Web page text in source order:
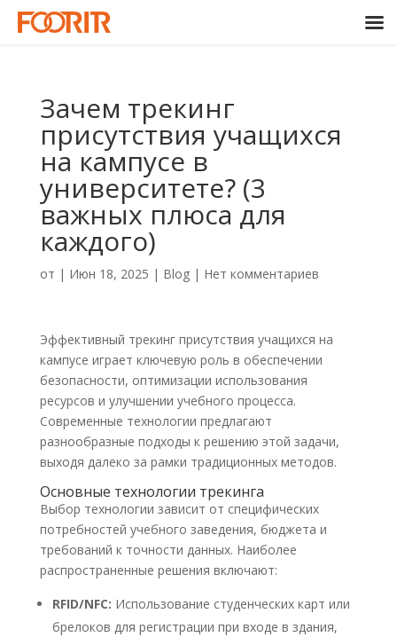
Зачем трекинг
присутствия учащихся
на кампусе в
университете? (3
важных плюса для
каждого)
от | Июн 18, 2025 | Blog| Нет комментариев
Эффективный трекинг присутствия учащихся на
кампусе играет ключевую роль в обеспечении
безопасности, оптимизации использования
ресурсов и улучшении учебного процесса.
Современные технологии предлагают
разнообразные подходы к решению этой задачи,
выходя далеко за рамки традиционных методов.
Основные технологии трекинга
Выбор технологии зависит от специфических
потребностей учебного заведения, бюджета и
требований к точности данных. Наиболее
распространенные решения включают:
RFID/NFC: Использование студенческих карт или
брелоков для регистрации при входе в здания,